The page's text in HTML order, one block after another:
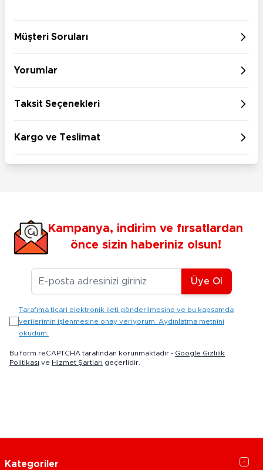
Müşteri Soruları
Yorumlar
Taksit Seçenekleri
Kargo ve Teslimat
Kampanya, indirim ve fırsatlardan
önce sizin haberiniz olsun!
E-posta Adresiniz
Üye Ol
Tarafıma ticari elektronik ileti gönderilmesine ve bu kapsamda
verilerimin işlenmesine onay veriyorum. Aydınlatma metnini
okudum.
Bu form reCAPTCHA tarafından korunmaktadır - Google Gizlilik
Politikası ve Hizmet Şartları geçerlidir.
Kategoriler